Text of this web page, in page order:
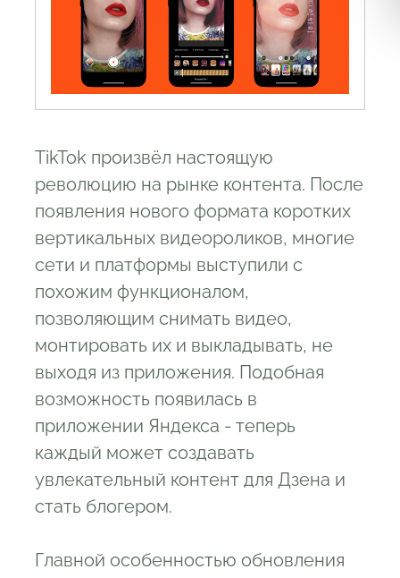
TikTok произвёл настоящую
революцию на рынке контента. После
появления нового формата коротких
вертикальных видеороликов, многие
сети и платформы выступили с
похожим функционалом,
позволяющим снимать видео,
монтировать их и выкладывать, не
выходя из приложения. Подобная
возможность появилась в
приложении Яндекса - теперь
каждый может создавать
увлекательный контент для Дзена и
стать блогером.
Главной особенностью обновления